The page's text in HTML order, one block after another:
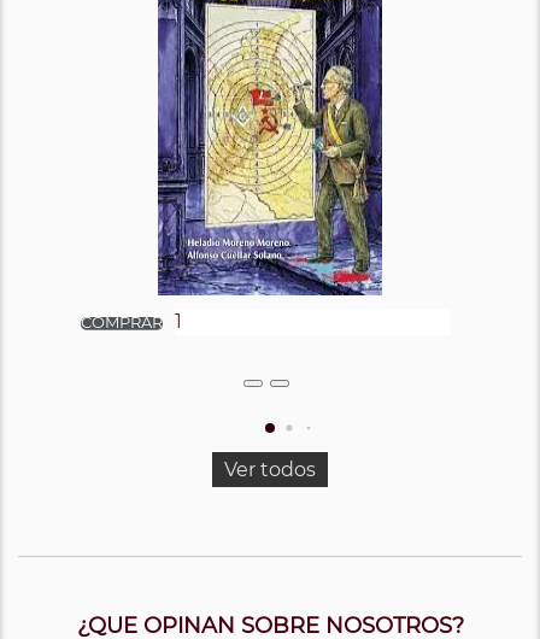
Ver todos
¿QUE OPINAN SOBRE NOSOTROS?